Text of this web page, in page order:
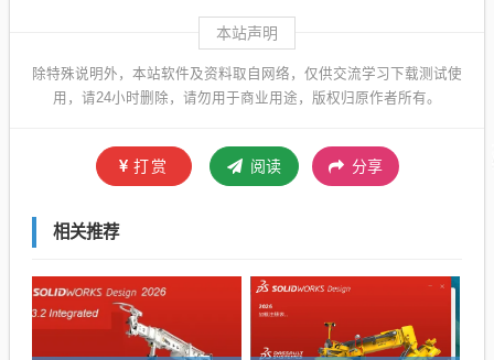
本站声明
除特殊说明外，本站软件及资料取自网络，仅供交流学习下载测试使
用，请24小时删除，请勿用于商业用途，版权归原作者所有。
打赏 阅读 分享
相关推荐